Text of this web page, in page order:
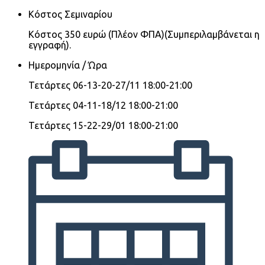
Κόστος Σεμιναρίου
Κόστος 350 ευρώ (Πλέον ΦΠΑ)(Συμπεριλαμβάνεται η
εγγραφή).
Ημερομηνία / Ώρα
Τετάρτες 06-13-20-27/11 18:00-21:00
Τετάρτες 04-11-18/12 18:00-21:00
Τετάρτες 15-22-29/01 18:00-21:00